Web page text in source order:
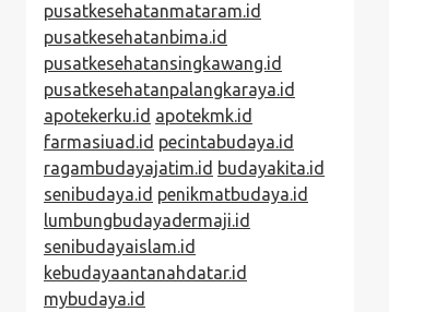
pusatkesehatanmataram.id
pusatkesehatanbima.id
pusatkesehatansingkawang.id
pusatkesehatanpalangkaraya.id
apotekerku.id apotekmk.id
farmasiuad.id pecintabudaya.id
ragambudayajatim.id budayakita.id
senibudaya.id penikmatbudaya.id
lumbungbudayadermaji.id
senibudayaislam.id
kebudayaantanahdatar.id
mybudaya.id